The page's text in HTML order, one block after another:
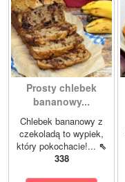
Prosty chlebek
bananowy...
Chlebek bananowy z
czekoladą to wypiek,
który pokochacie!... ⇖
338